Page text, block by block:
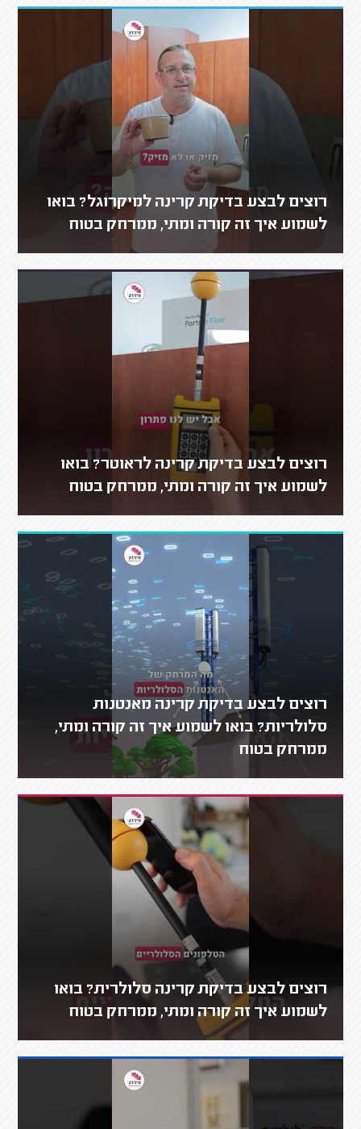
רוצים לבצע בדיקת קרינה למיקרוגל? בואו
לשמוע איך זה קורה ומתי, ממרחק בטוח
רוצים לבצע בדיקת קרינה לראוטר? בואו
לשמוע איך זה קורה ומתי, ממרחק בטוח
רוצים לבצע בדיקת קרינה מאנטנות
סלולריות? בואו לשמוע איך זה קורה ומתי,
ממרחק בטוח
רוצים לבצע בדיקת קרינה סלולרית? בואו
לשמוע איך זה קורה ומתי, ממרחק בטוח